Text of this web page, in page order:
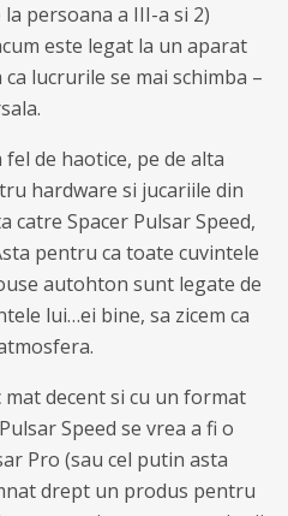
persoana a III-a si 2)
este legat la un aparat
lucrurile se mai schimba –
de haotice, pe de alta
hardware si jucariile din
Spacer Pulsar Speed,
pentru ca toate cuvintele
autohton sunt legate de
lui…ei bine, sa zicem ca
decent si cu un format
Speed se vrea a fi o
Pro (sau cel putin asta
drept un produs pentru